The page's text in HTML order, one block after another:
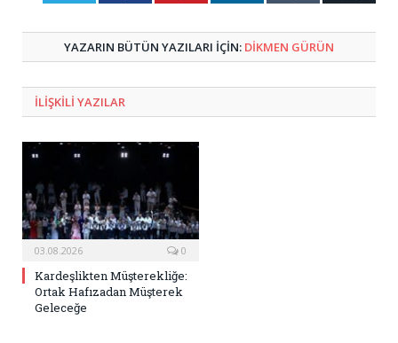
YAZARIN BÜTÜN YAZILARI IÇIN: DIKMEN GÜRÜN
ILIŞKILI YAZILAR
03.08.2026 0
Kardeşlikten Müşterekliğe:
Ortak Hafızadan Müşterek
Geleceğe